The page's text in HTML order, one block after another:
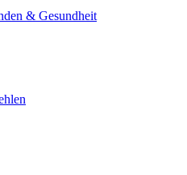
& Gesundheit